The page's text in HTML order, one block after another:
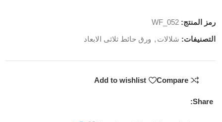
رمز المنتج:WF_052
التصنيفات: شلالات , ورق حائط ثلاثى الابعاد
Compare
Add to wishlist
Share: